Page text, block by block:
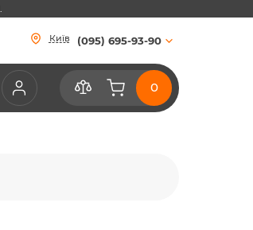
Київ (095) 695-93-90